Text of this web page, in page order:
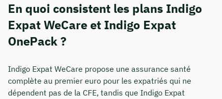
En quoi consistent les plans Indigo
Expat WeCare et Indigo Expat
OnePack ?
Indigo Expat WeCare propose une assurance santé
complète au premier euro pour les expatriés qui ne
dépendent pas de la CFE, tandis que Indigo Expat